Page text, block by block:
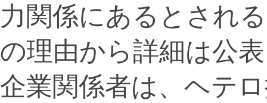
力関係にあるとされ
の理由から詳細は公
企業関係者は、ヘテ